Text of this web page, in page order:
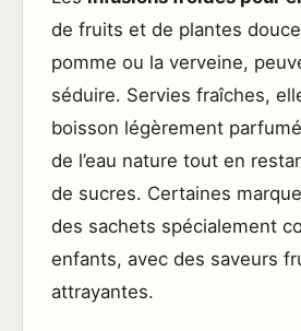
de fruits et de plantes
pomme ou la verveine,
séduire. Servies fraîches,
boisson légèrement
de l’eau nature tout en
de sucres. Certaines
des sachets spécialement
enfants, avec des saveurs
attrayantes.